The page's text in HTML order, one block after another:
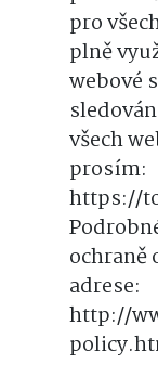
pro
plně
webové
všech
prosím:
https://
ochraně
adrese:
http://